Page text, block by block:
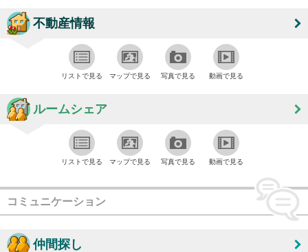
不動産情報
リストで見る マップで見る 写真で見る 動画で見る
ルームシェア
リストで見る マップで見る 写真で見る 動画で見る
コミュニケーション
仲間探し